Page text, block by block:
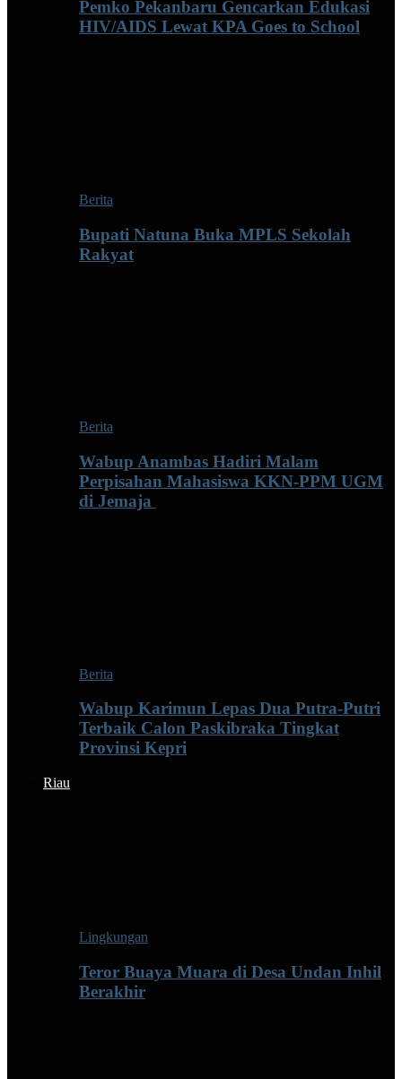
Pemko Pekanbaru Gencarkan Edukasi
HIV/AIDS Lewat KPA Goes to School
Berita
Bupati Natuna Buka MPLS Sekolah
Rakyat
Berita
Wabup Anambas Hadiri Malam
Perpisahan Mahasiswa KKN-PPM UGM
di Jemaja ‎
Berita
Wabup Karimun Lepas Dua Putra-Putri
Terbaik Calon Paskibraka Tingkat
Provinsi Kepri
Riau
Lingkungan
Teror Buaya Muara di Desa Undan Inhil
Berakhir